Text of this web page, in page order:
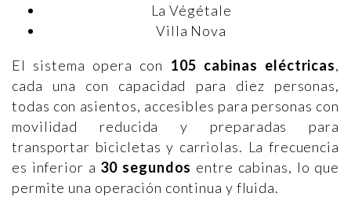
La Végétale
Villa Nova
El sistema opera con 105 cabinas eléctricas,
cada una con capacidad para diez personas,
todas con asientos, accesibles para personas con
movilidad reducida y preparadas para
transportar bicicletas y carriolas. La frecuencia
es inferior a 30 segundos entre cabinas, lo que
permite una operación continua y fluida.